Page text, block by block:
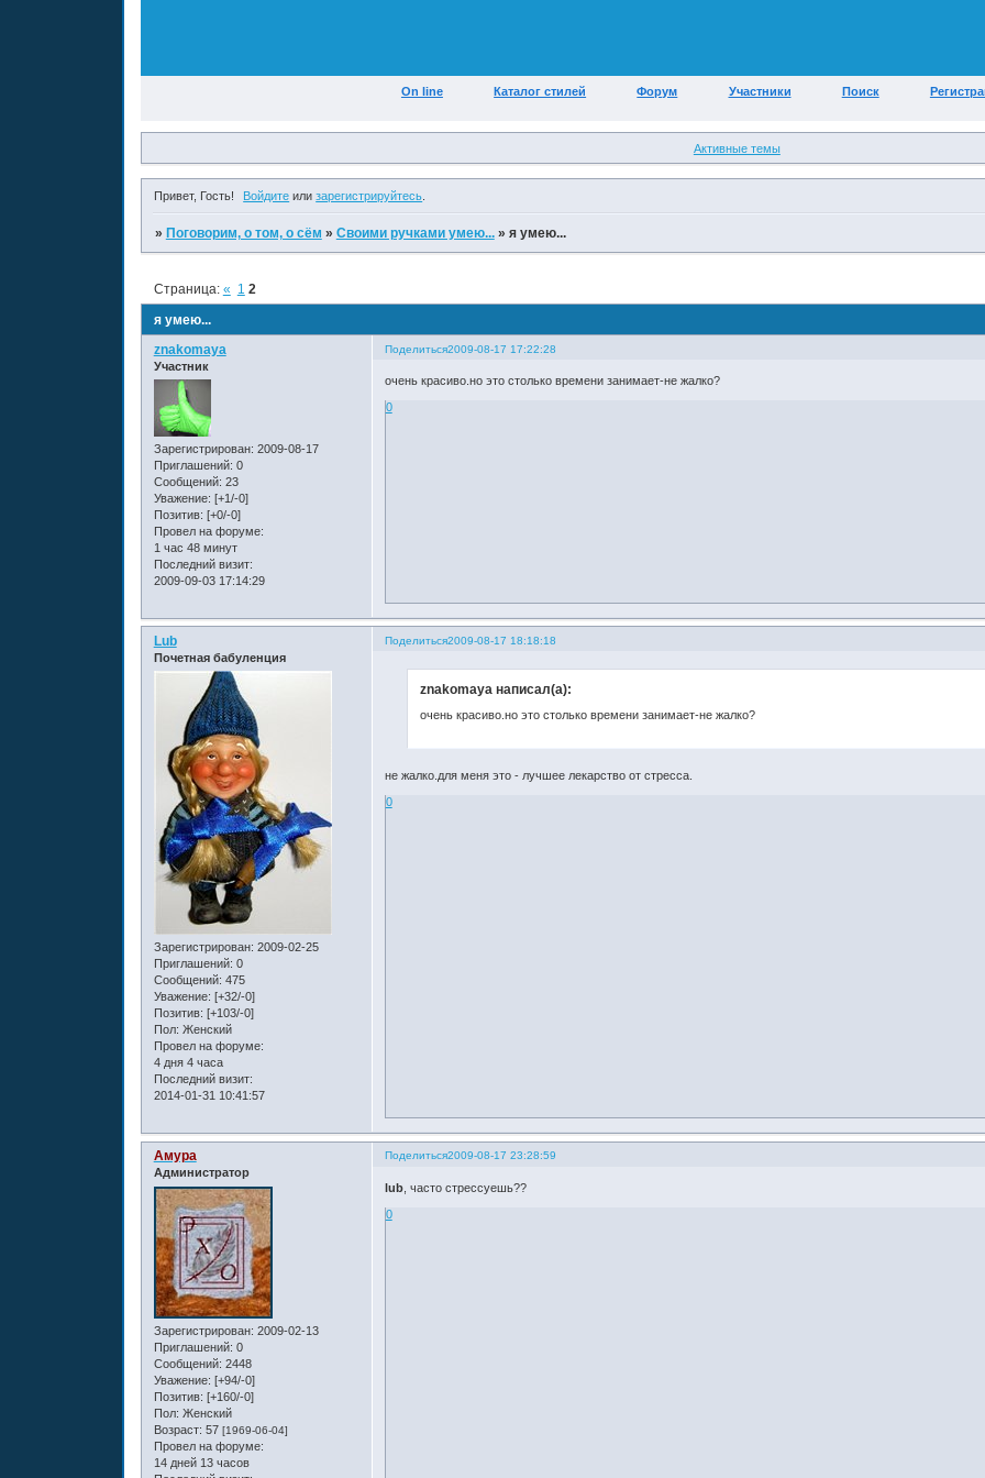
On line Каталог стилей Форум Участники Поиск
Активные темы
Привет, Гость! Войдите илизарегистрируйтесь
» Поговорим, о том, о сём » Своими ручками умею... » я умею...
я умею...
Страница: « 1 2
Поделиться2009-08-17 17:22:28
znakomaya
Участник
Зарегистрирован: 2009-08-17
Приглашений: 0
Сообщений: 23
Уважение: [+1/-0]
Позитив: [+0/-0]
Провел на форуме:
1 час 48 минут
Последний визит:
2009-09-03 17:14:29
очень красиво.но это столько времени занимает-не жалко?
0
Поделиться2009-08-17 18:18:18
Lub
Почетная бабуленция
Зарегистрирован: 2009-02-25
Приглашений: 0
Сообщений: 475
Уважение: [+32/-0]
Позитив: [+103/-0]
Пол: Женский
Провел на форуме:
4 дня 4 часа
Последний визит:
2014-01-31 10:41:57
znakomaya написал(а):
очень красиво.но это столько времени занимает-не жалко?
не жалко.для меня это - лучшее лекарство от стресса.
0
Поделиться2009-08-17 23:28:59
Амура
Администратор
Зарегистрирован: 2009-02-13
Приглашений: 0
Сообщений: 2448
Уважение: [+94/-0]
Позитив: [+160/-0]
Пол: Женский
Возраст: 57 [1969-06-04]
Провел на форуме:
14 дней 13 часов
lub, часто стрессуешь??
0